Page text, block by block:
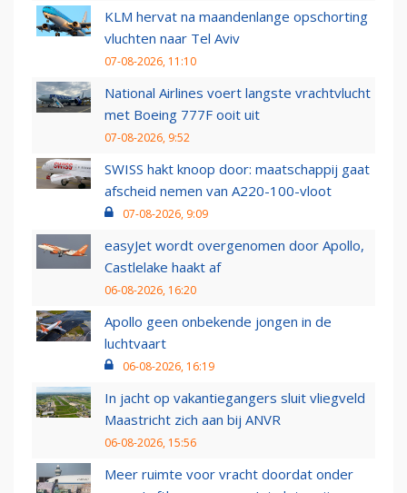
KLM hervat na maandenlange opschorting
vluchten naar Tel Aviv
07-08-2026, 11:10
National Airlines voert langste vrachtvlucht
met Boeing 777F ooit uit
07-08-2026, 9:52
SWISS hakt knoop door: maatschappij gaat
afscheid nemen van A220-100-vloot
07-08-2026, 9:09
easyJet wordt overgenomen door Apollo,
Castlelake haakt af
06-08-2026, 16:20
Apollo geen onbekende jongen in de
luchtvaart
06-08-2026, 16:19
In jacht op vakantiegangers sluit vliegveld
Maastricht zich aan bij ANVR
06-08-2026, 15:56
Meer ruimte voor vracht doordat onder